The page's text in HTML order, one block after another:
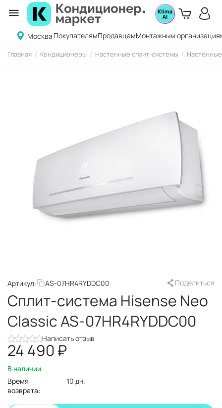
Москва ПокупателямПродавцамМонтажным
Главная / Кондиционеры / Настенные сплит-системы /
Артикул: AS-07HR4RYDDC00 Поделиться
Сплит-система Hisense Neo
Classic AS-07HR4RYDDC00
Написать отзыв
24 490₽
В наличии
Время
возврата:
10 дн.